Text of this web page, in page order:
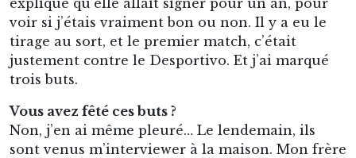
voir si j’étais vraiment bon ou non. Il y a eu le
tirage au sort, et le premier match, c’était
justement contre le Desportivo. Et j’ai marqué
trois buts.
Vous avez fêté ces buts ?
Non, j’en ai même pleuré… Le lendemain, ils
sont venus m’interviewer à la maison. Mon frère